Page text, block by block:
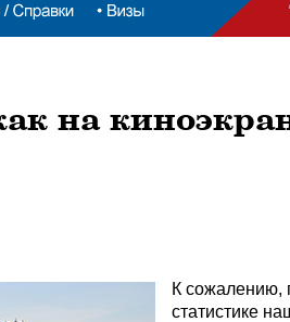
на
К сожалению,
статистике